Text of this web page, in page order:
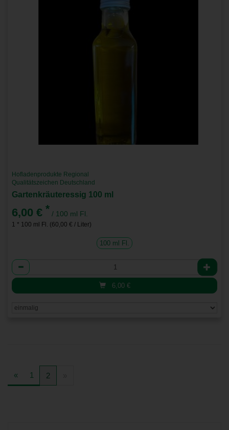
Hofladenprodukte Regional
Qualitätszeichen Deutschland
Gartenkräuteressig 100 ml
6,00 € * / 100 ml Fl.
1 * 100 ml Fl. (60,00 € / Liter)
100 ml Fl.
Anzahl
6,00 €
« 1 2